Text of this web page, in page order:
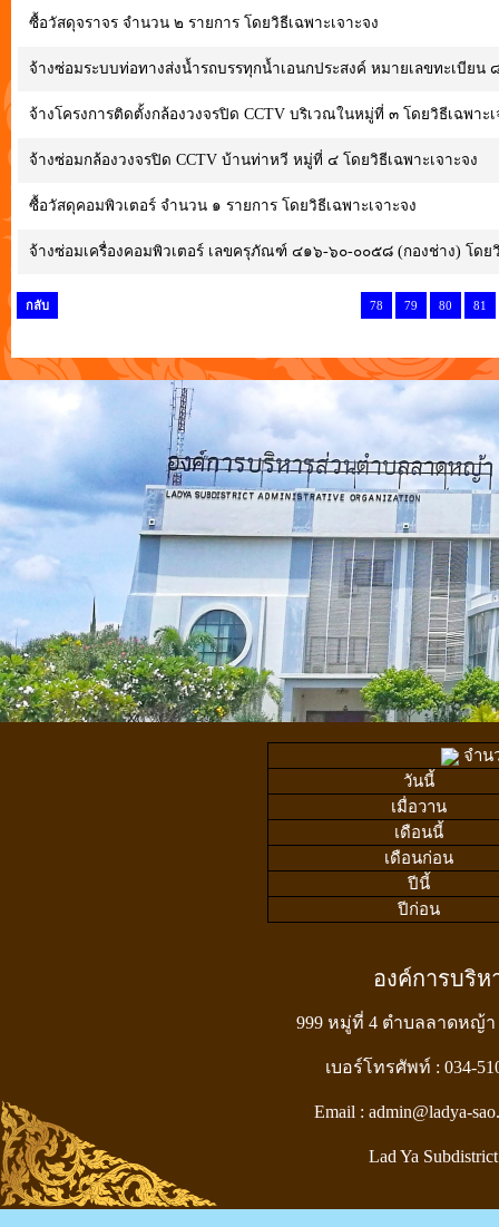
ซื้อวัสดุจราจร จำนวน ๒ รายการ โดยวิธีเฉพาะเจาะจง
จ้างซ่อมระบบท่อทางส่งน้ำรถบรรทุกน้ำเอนกประสงค์ หมายเลขทะเบีย
จ้างโครงการติดตั้งกล้องวงจรปิด CCTV บริเวณในหมู่ที่ ๓ โดยวิธีเฉพาะเ
จ้างซ่อมกล้องวงจรปิด CCTV บ้านท่าหวี หมู่ที่ ๔ โดยวิธีเฉพาะเจาะจง
ซื้อวัสดุคอมพิวเตอร์ จำนวน ๑ รายการ โดยวิธีเฉพาะเจาะจง
จ้างซ่อมเครื่องคอมพิวเตอร์ เลขครุภัณฑ์ ๔๑๖-๖๐-๐๐๕๘ (กองช่าง) โดยวิ
กลับ 78 79 80 81
จำน
วันนี้
เมื่อวาน
เดือนนี้
เดือนก่อน
ปีนี้
ปีก่อน
องค์การบริ
999 หมู่ที่ 4 ตำบลลาดหญ้า
เบอร์โทรศัพท์ : 034-
Email : admin@ladya-
Lad Ya